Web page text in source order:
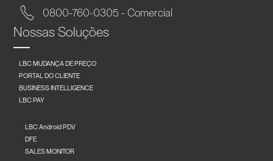
0800-760-0305 - Comercial
Nossas Soluções
LBC MUDANÇA DE PREÇO
PORTAL DO CLIENTE
BUSINESS INTELLIGENCE
LBC PAY
LBC Android PDV
DFE
SALES MONITOR